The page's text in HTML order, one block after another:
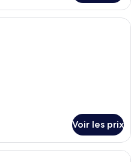
Coffres-forts dans les chambres,
Voir les prix
Coffres-forts dans les chambres,